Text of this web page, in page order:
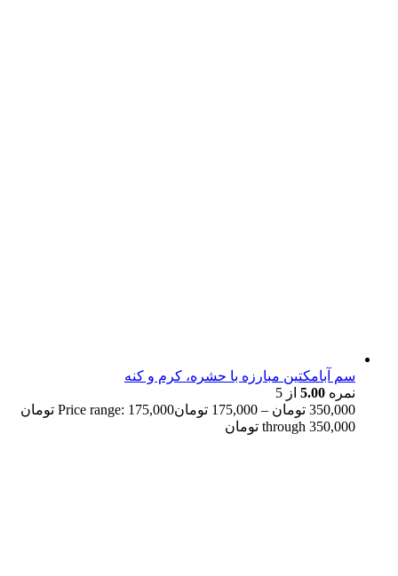
سم آبامکتین مبارزه با حشره، کرم و کنه
نمره 5.00 از 5
350,000 تومان –
175,000 تومان
Price range: 175,000 تومان
through 350,000 تومان